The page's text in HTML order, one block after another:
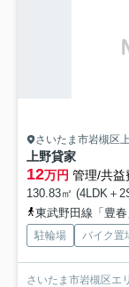
さいたま市岩槻区
上野貸家
12万円 管理/共益
130.83㎡ (4LDK＋
東武野田線「豊
駐輪場 バイク置
さいたま市岩槻区エ